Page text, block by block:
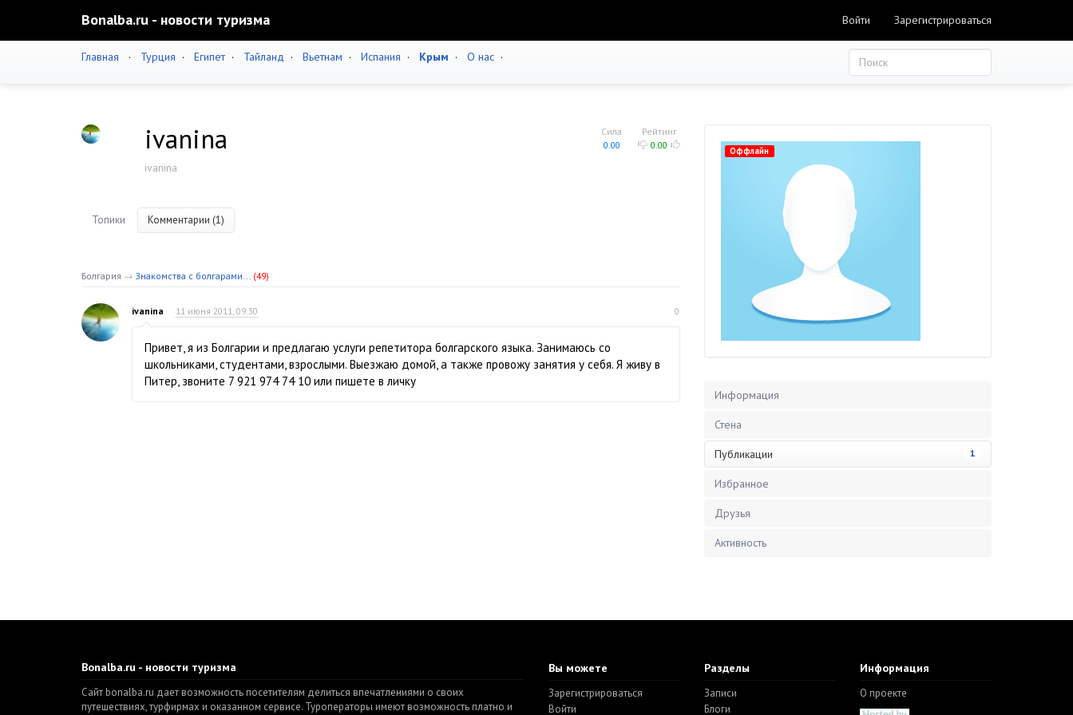
Bonalba.ru - новости туризма Войти Зарегистрироваться
Главная · Турция · Египет· Тайланд · Вьетнам · Испания · Крым · О нас ·
Рейтинг
0.00
Сила
0.00
ivanina
ivanina
Топики Комментарии (1)
Болгария → Знакомства с болгарами... (49)
ivanina 11 июня 2011, 09:30 0
Привет, я из Болгарии и предлагаю услуги репетитора болгарского языка. Занимаюсь со
школьниками, студентами, взрослыми. Выезжаю домой, а также провожу занятия у себя. Я живу в
Питер, звоните 7 921 974 74 10 или пишете в личку
Оффлайн
Информация
Стена
Публикации 1
Избранное
Друзья
Активность
Bonalba.ru - новости туризма
Сайт bonalba.ru дает возможность посетителям делиться впечатлениями о своих
путешествиях, турфирмах и оказанном сервисе. Туроператоры имеют возможность платно и
Вы можете
Зарегистрироваться
Войти
Разделы
Записи
Блоги
Информация
О проекте